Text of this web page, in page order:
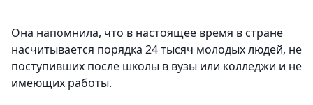
Она напомнила, что в настоящее время в стране
насчитывается порядка 24 тысяч молодых людей, не
поступивших после школы в вузы или колледжи и не
имеющих работы.